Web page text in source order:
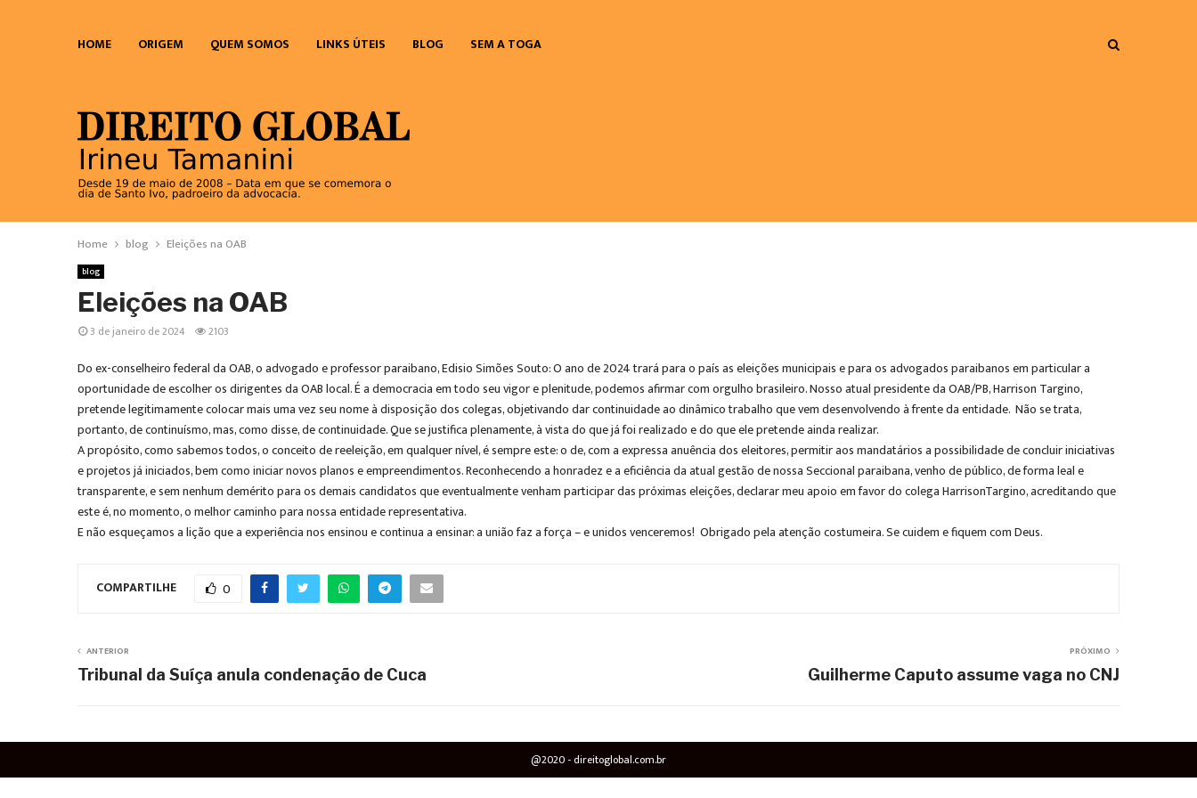
HOME ORIGEM QUEM SOMOS LINKS ÚTEIS BLOG SEM A TOGA
Home blog Eleições na OAB
blog
Eleições na OAB
3 de janeiro de 2024 2103
Do ex-conselheiro federal da OAB, o advogado e professor paraibano, Edisio Simões Souto: O ano de 2024 trará para o país as eleições municipais e para os advogados paraibanos em particular a
oportunidade de escolher os dirigentes da OAB local. É a democracia em todo seu vigor e plenitude, podemos afirmar com orgulho brasileiro. Nosso atual presidente da OAB/PB, Harrison Targino,
pretende legitimamente colocar mais uma vez seu nome à disposição dos colegas, objetivando dar continuidade ao dinâmico trabalho que vem desenvolvendo à frente da entidade. Não se trata,
portanto, de continuísmo, mas, como disse, de continuidade. Que se justifica plenamente, à vista do que já foi realizado e do que ele pretende ainda realizar.
A propósito, como sabemos todos, o conceito de reeleição, em qualquer nível, é sempre este: o de, com a expressa anuência dos eleitores, permitir aos mandatários a possibilidade de concluir iniciativas
e projetos já iniciados, bem como iniciar novos planos e empreendimentos. Reconhecendo a honradez e a eficiência da atual gestão de nossa Seccional paraibana, venho de público, de forma leal e
transparente, e sem nenhum demérito para os demais candidatos que eventualmente venham participar das próximas eleições, declarar meu apoio em favor do colega HarrisonTargino, acreditando que
este é, no momento, o melhor caminho para nossa entidade representativa.
E não esqueçamos a lição que a experiência nos ensinou e continua a ensinar: a união faz a força – e unidos venceremos! Obrigado pela atenção costumeira. Se cuidem e fiquem com Deus.
COMPARTILHE 0
ANTERIOR
Tribunal da Suíça anula condenação de Cuca
PRÓXIMO
Guilherme Caputo assume vaga no CNJ
@2020 - direitoglobal.com.br